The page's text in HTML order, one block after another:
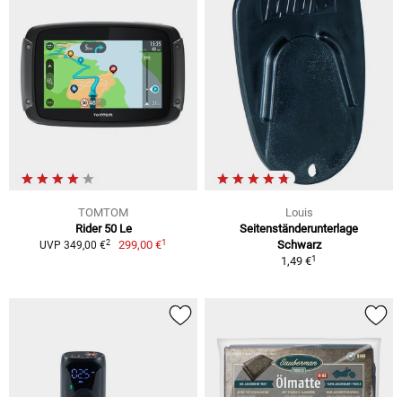
TOMTOM
Rider 50 Le
UVP 349,00 €2 299,00 €1
Louis
Seitenständerunterlage
Schwarz
1,49 €1